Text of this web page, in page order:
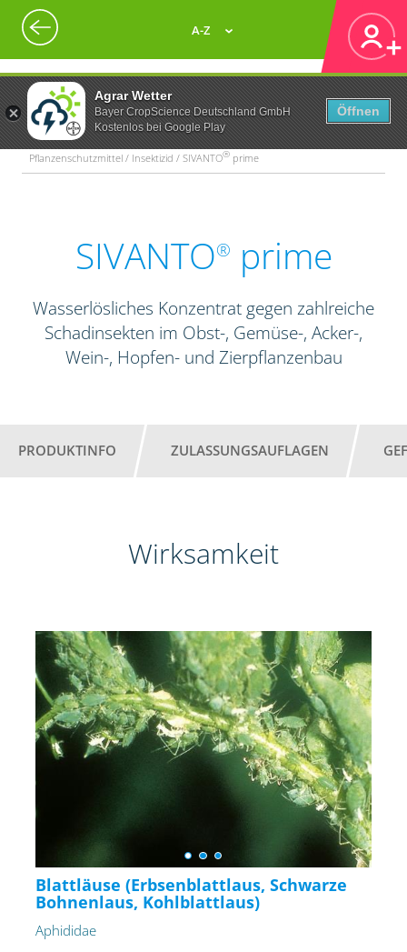
Agrar Wetter
Bayer CropScience Deutschland GmbH
Kostenlos bei Google Play
Öffnen
A-Z
Pflanzenschutzmittel / Insektizid / SIVANTO® prime
SIVANTO® prime
Wasserlösliches Konzentrat gegen zahlreiche
Schadinsekten im Obst-, Gemüse-, Acker-,
Wein-, Hopfen- und Zierpflanzenbau
PRODUKTINFO ZULASSUNGSAUFLAGEN
Wirksamkeit
Blattläuse (Erbsenblattlaus, Schwarze
Bohnenlaus, Kohlblattlaus)
Aphididae